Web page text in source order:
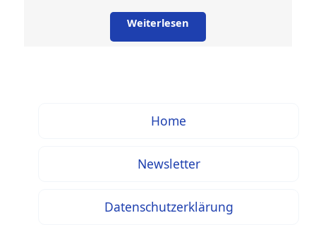
Weiterlesen
Home
Newsletter
Datenschutzerklärung